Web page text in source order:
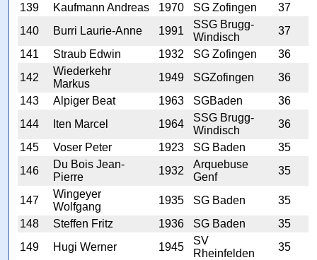
139
Kaufmann Andreas 1970 SG Zofingen
37
140
Burri Laurie-Anne 1991
SSG Brugg-
Windisch
37
141
Straub Edwin 1932 SG Zofingen
36
142
Wiederkehr
Markus
1949 SGZofingen
36
143
Alpiger Beat 1963 SGBaden
36
144
Iten Marcel 1964
SSG Brugg-
Windisch
36
145
Voser Peter 1923 SG Baden
35
146
Du Bois Jean-
Pierre
1932
Arquebuse
Genf
35
147
Wingeyer
Wolfgang
1935 SG Baden
35
148
Steffen Fritz 1936 SG Baden
35
149
Hugi Werner 1945
SV
Rheinfelden
35